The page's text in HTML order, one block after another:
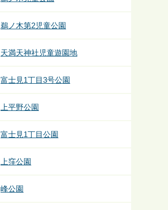
鵜ノ木第2児童公園
天満天神社児童遊園地
富士見1丁目3号公園
上平野公園
富士見1丁目公園
上窪公園
峰公園